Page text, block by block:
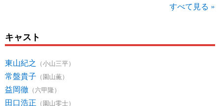
すべて見る »
キャスト
東山紀之 （小山三平）
常盤貴子 （園山薫）
益岡徹 （六甲隆）
田口浩正 （園山零士）